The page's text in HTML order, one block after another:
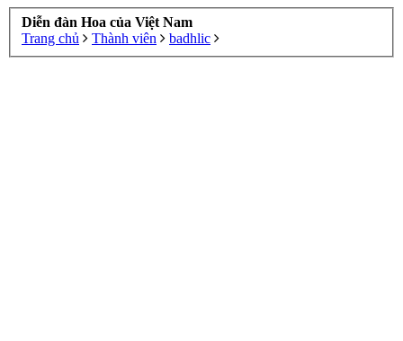
Diễn đàn Hoa của Việt Nam
Trang chủ
Thành viên badhlic